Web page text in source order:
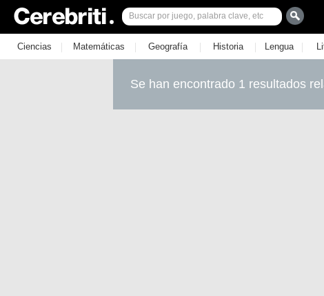
Ciencias | Matemáticas | Geografía | Historia | Lengua |
Se han encontrado 1 resultados